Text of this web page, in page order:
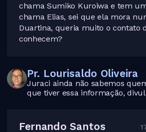
chama Sumiko Kuroiwa e tem
chama Elias, sei que ela mora
Duartina, queria muito o contato
conhecem?
Pr. Lourisaldo Oliveira
Juraci ainda não sabemos
que tiver essa informação,
Fernando Santos